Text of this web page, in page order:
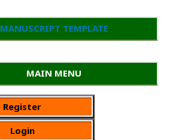
MANUSCRIPT TEMPLATE
MAIN MENU
Register
Login